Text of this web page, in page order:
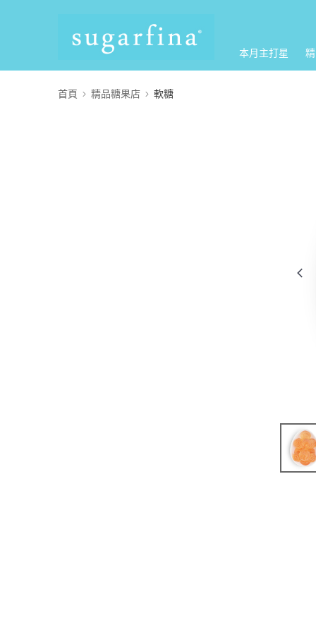
本月主打星
首頁 精品糖果店 軟糖